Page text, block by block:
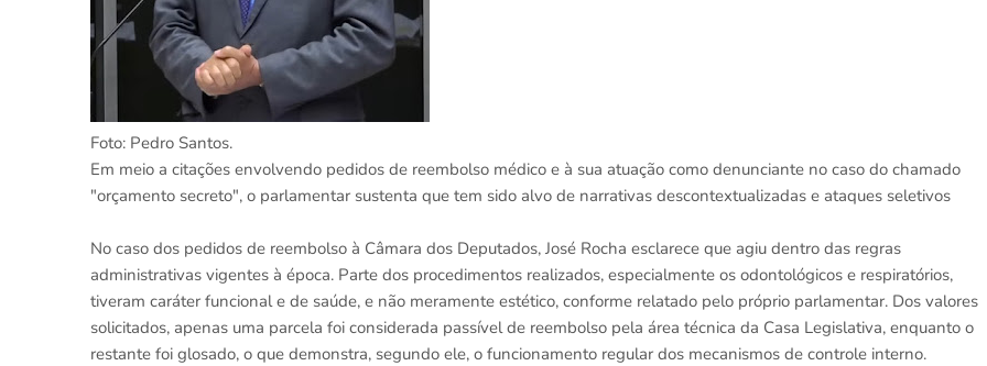
Foto: Pedro Santos.
Em meio a citações envolvendo pedidos de reembolso médico e à sua atuação como denunciante no caso do chamado
"orçamento secreto", o parlamentar sustenta que tem sido alvo de narrativas descontextualizadas e ataques seletivos
No caso dos pedidos de reembolso à Câmara dos Deputados, José Rocha esclarece que agiu dentro das regras
administrativas vigentes à época. Parte dos procedimentos realizados, especialmente os odontológicos e respiratórios,
tiveram caráter funcional e de saúde, e não meramente estético, conforme relatado pelo próprio parlamentar. Dos valores
solicitados, apenas uma parcela foi considerada passível de reembolso pela área técnica da Casa Legislativa, enquanto o
restante foi glosado, o que demonstra, segundo ele, o funcionamento regular dos mecanismos de controle interno.